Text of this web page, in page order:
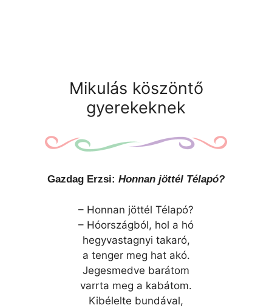
Mikulás köszöntő
gyerekeknek
Gazdag Erzsi: Honnan jöttél Télapó?
– Honnan jöttél Télapó?
– Hóországból, hol a hó
hegyvastagnyi takaró,
a tenger meg hat akó.
Jegesmedve barátom
varrta meg a kabátom.
Kibélelte bundával,